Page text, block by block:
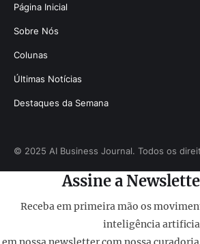
Página Inicial
Sobre Nós
Colunas
Últimas Notícias
Destaques da Semana
© 2025 AI Business Journal. Todos os
Assine a
Receba em primeira mão os
inteligência